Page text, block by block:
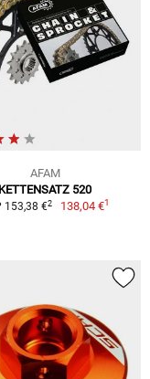
AFAM
KETTENSATZ 520
153,38 €2 138,04 €1